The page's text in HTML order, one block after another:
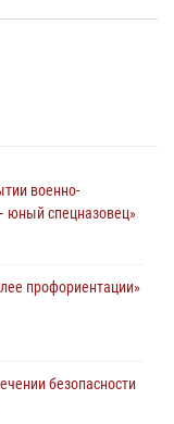
военно-
юный спецназовец»
профориентации»
безопасности